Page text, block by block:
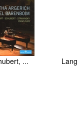
at Lugano,
...